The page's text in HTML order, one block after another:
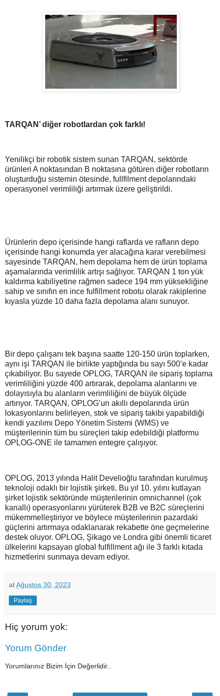
TARQAN’ diğer robotlardan çok farklı!
Yenilikçi bir robotik sistem sunan TARQAN, sektörde
ürünleri A noktasından B noktasına götüren diğer robotların
oluşturduğu sistemin ötesinde, fullfilment depolarındaki
operasyonel verimliliği artırmak üzere geliştirildi.
Ürünlerin depo içerisinde hangi raflarda ve rafların depo
içerisinde hangi konumda yer alacağına karar verebilmesi
sayesinde TARQAN, hem depolama hem de ürün toplama
aşamalarında verimlilik artışı sağlıyor. TARQAN 1 ton yük
kaldırma kabiliyetine rağmen sadece 194 mm yüksekliğine
sahip ve sınıfın en ince fulfillment robotu olarak rakiplerine
kıyasla yüzde 10 daha fazla depolama alanı sunuyor.
Bir depo çalışanı tek başına saatte 120-150 ürün toplarken,
aynı işi TARQAN ile birlikte yaptığında bu sayı 500’e kadar
çıkabiliyor. Bu sayede OPLOG, TARQAN ile sipariş toplama
verimliliğini yüzde 400 artırarak, depolama alanlarını ve
dolayısıyla bu alanların verimliliğini de büyük ölçüde
artırıyor. TARQAN, OPLOG’un akıllı depolarında ürün
lokasyonlarını belirleyen, stok ve sipariş takibi yapabildiği
kendi yazılımı Depo Yönetim Sistemi (WMS) ve
müşterilerinin tüm bu süreçleri takip edebildiği platformu
OPLOG-ONE ile tamamen entegre çalışıyor.
OPLOG, 2013 yılında Halit Develioğlu tarafından kurulmuş
teknoloji odaklı bir lojistik şirketi. Bu yıl 10. yılını kutlayan
şirket lojistik sektöründe müşterilerinin omnichannel (çok
kanallı) operasyonlarını yürüterek B2B ve B2C süreçlerini
mükemmelleştiriyor ve böylece müşterilerinin pazardaki
güçlerini artırmaya odaklanarak rekabette öne geçmelerine
destek oluyor. OPLOG, Şikago ve Londra gibi önemli ticaret
ülkelerini kapsayan global fulfillment ağı ile 3 farklı kıtada
hizmetlerini sunmaya devam ediyor.
atAğustos 30, 2023
Paylaş
Hiç yorum yok:
Yorum Gönder
Yorumlarınız Bizim İçin Değerlidir..